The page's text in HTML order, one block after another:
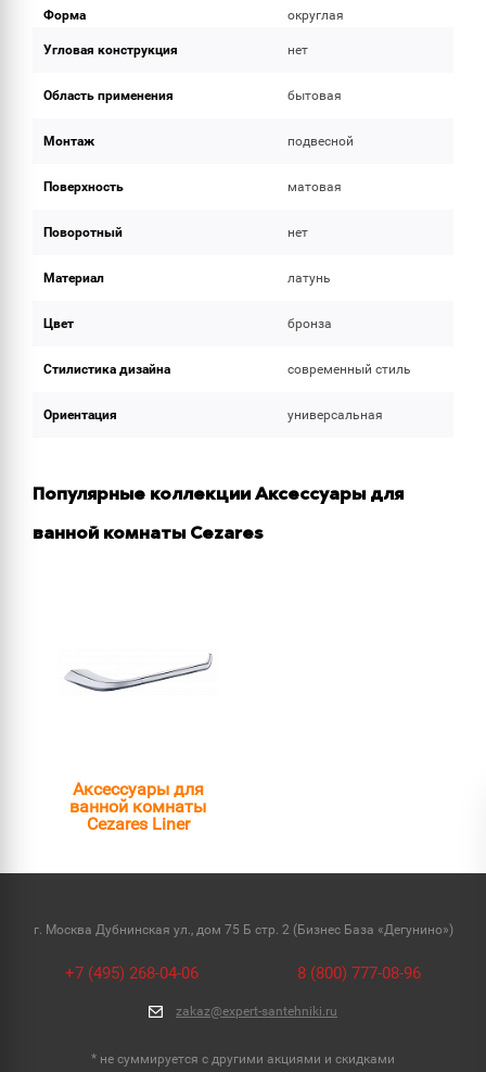
Форма округлая
Угловая конструкция нет
Область применения бытовая
Монтаж подвесной
Поверхность матовая
Поворотный нет
Материал латунь
Цвет бронза
Стилистика дизайна современный стиль
Ориентация универсальная
Популярные коллекции Аксессуары для
ванной комнаты Cezares
Аксессуары для
ванной комнаты
Cezares Liner
г. Москва Дубнинская ул., дом 75 Б стр. 2 (Бизнес База «Дегунино»)
+7 (495) 268-04-06 8 (800) 777-08-96
zakaz@expert-santehniki.ru
* не суммируется с другими акциями и скидками